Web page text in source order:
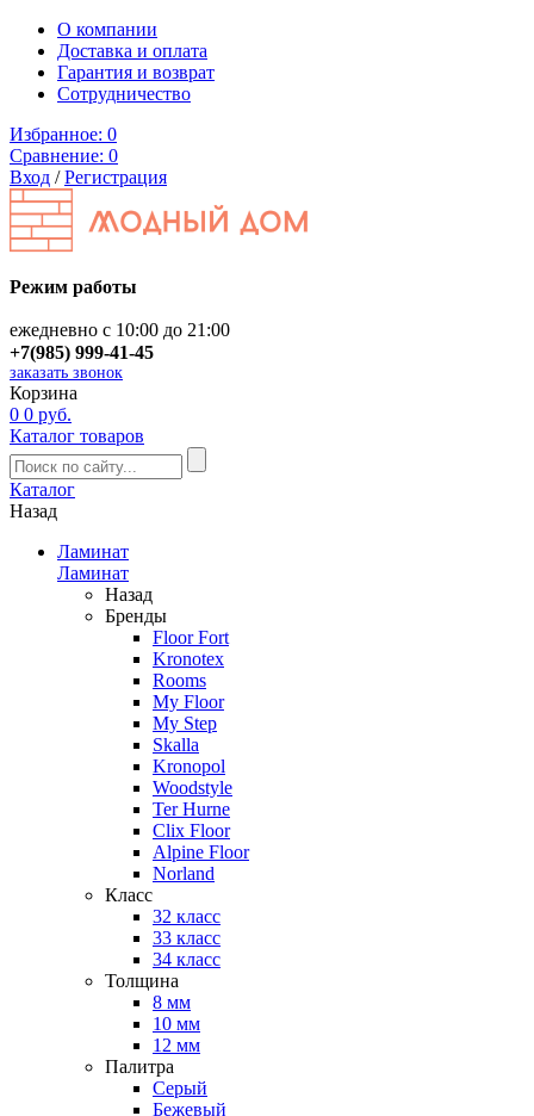
О компании
Доставка и оплата
Гарантия и возврат
Сотрудничество
Избранное: 0
Сравнение: 0
Вход /Регистрация
Режим работы
ежедневно с 10:00 до 21:00
+7(985) 999-41-45
заказать звонок
Корзина
0 0 руб.
Каталог товаров
Каталог
Назад
Ламинат
Ламинат
Назад
Бренды
Floor Fort
Kronotex
Rooms
My Floor
My Step
Skalla
Kronopol
Woodstyle
Ter Hurne
Clix Floor
Alpine Floor
Norland
Класс
32 класс
33 класс
34 класс
Толщина
8 мм
10 мм
12 мм
Палитра
Серый
Бежевый